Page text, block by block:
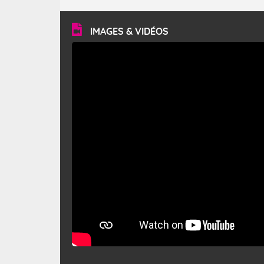
vitesse moyenne de 50 km/h et atteindre 80 à 100 km/h
en rafales, parfois davantage. Il parcourt la basse vallée
du Rhône et la Provence et envahit le littoral
méditerranéen à partir de la Camargue.
IMAGES & VIDÉOS